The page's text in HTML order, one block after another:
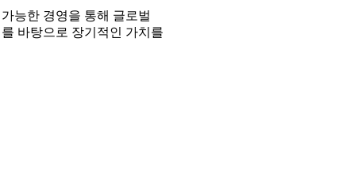
능한 경영을 통해 글로벌
바탕으로 장기적인 가치를